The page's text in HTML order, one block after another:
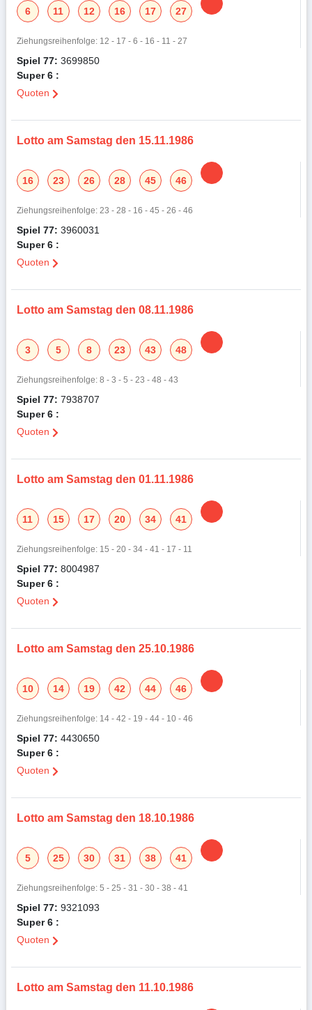
6 11 12 16 17 27
Ziehungsreihenfolge: 12 - 17 - 6 - 16 - 11 - 27
Spiel 77: 3699850
Super 6 :
Quoten
Lotto am Samstag den 15.11.1986
16 23 26 28 45 46
Ziehungsreihenfolge: 23 - 28 - 16 - 45 - 26 - 46
Spiel 77: 3960031
Super 6 :
Quoten
Lotto am Samstag den 08.11.1986
3 5 8 23 43 48
Ziehungsreihenfolge: 8 - 3 - 5 - 23 - 48 - 43
Spiel 77: 7938707
Super 6 :
Quoten
Lotto am Samstag den 01.11.1986
11 15 17 20 34 41
Ziehungsreihenfolge: 15 - 20 - 34 - 41 - 17 - 11
Spiel 77: 8004987
Super 6 :
Quoten
Lotto am Samstag den 25.10.1986
10 14 19 42 44 46
Ziehungsreihenfolge: 14 - 42 - 19 - 44 - 10 - 46
Spiel 77: 4430650
Super 6 :
Quoten
Lotto am Samstag den 18.10.1986
5 25 30 31 38 41
Ziehungsreihenfolge: 5 - 25 - 31 - 30 - 38 - 41
Spiel 77: 9321093
Super 6 :
Quoten
Lotto am Samstag den 11.10.1986